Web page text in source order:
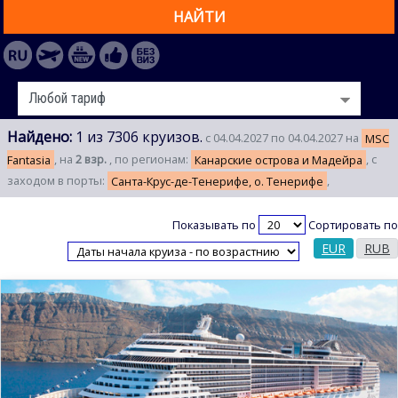
НАЙТИ
Найдено: 1 из 7306 круизов. с 04.04.2027 по 04.04.2027 на MSC
Fantasia , на 2 взр. , по регионам: Канарские острова и Мадейра , с
заходом в порты: Санта-Крус-де-Тенерифе, о. Тенерифе ,
Показывать по Сортировать по
EUR RUB